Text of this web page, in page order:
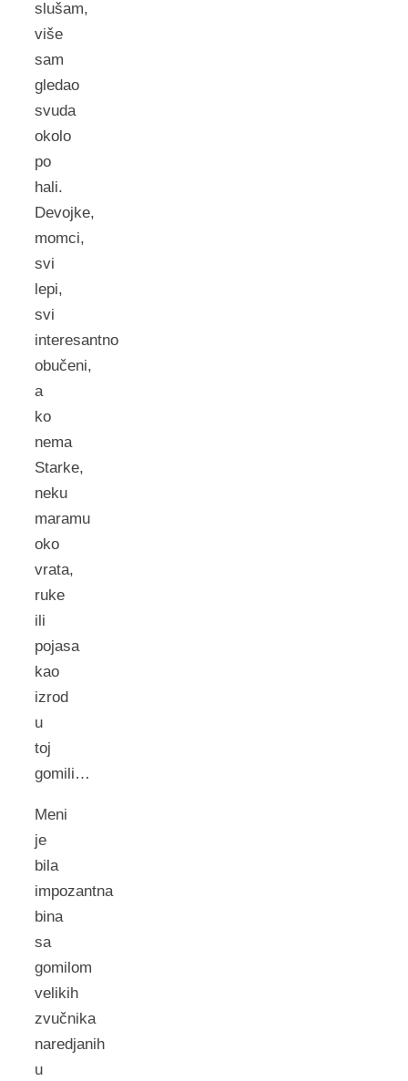
slušam,
više
sam
gledao
svuda
okolo
po
hali.
Devojke,
momci,
svi
lepi,
svi
interesantno
obučeni,
a
ko
nema
Starke,
neku
maramu
oko
vrata,
ruke
ili
pojasa
kao
izrod
u
toj
gomili…
Meni
je
bila
impozantna
bina
sa
gomilom
velikih
zvučnika
naredjanih
u